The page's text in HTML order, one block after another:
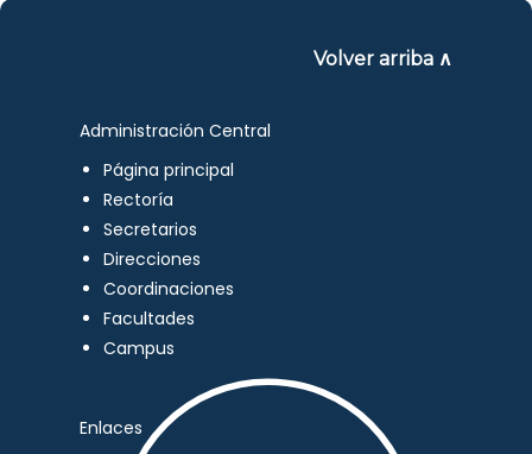
Volver arriba ∧
Administración Central
Página principal
Rectoría
Secretarios
Direcciones
Coordinaciones
Facultades
Campus
Enlaces